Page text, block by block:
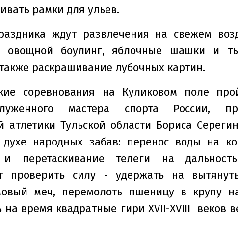
рамки для ульев.
ждут развлечения на свежем
овощной боулинг, яблочные шашки и
раскрашивание лубочных картин.
соревнования на Куликовом поле
мастера спорта России,
Тульской области Бориса
духе народных забав: перенос воды на
перетаскивание телеги на
проверить силу - удержать на
меч, перемолоть пшеницу в крупу
на время квадратные гири XVII-XVIII
веков